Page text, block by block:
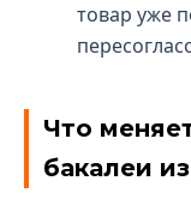
товар уже
Что
бакалеи